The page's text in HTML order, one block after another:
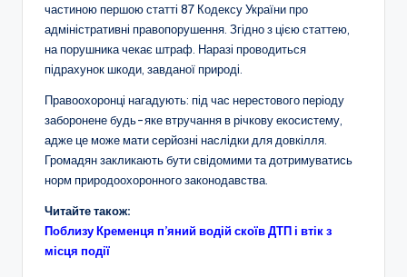
частиною першою статті 87 Кодексу України про
адміністративні правопорушення. Згідно з цією статтею,
на порушника чекає штраф. Наразі проводиться
підрахунок шкоди, завданої природі.
Правоохоронці нагадують: під час нерестового періоду
заборонене будь-яке втручання в річкову екосистему,
адже це може мати серйозні наслідки для довкілля.
Громадян закликають бути свідомими та дотримуватись
норм природоохоронного законодавства.
Читайте також:
Поблизу Кременця п’яний водій скоїв ДТП і втік з
місця події